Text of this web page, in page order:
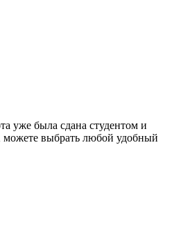
уже была сдана студентом и
можете выбрать любой удобный